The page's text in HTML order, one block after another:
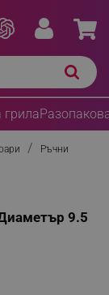
грила
Ръчни
9.5